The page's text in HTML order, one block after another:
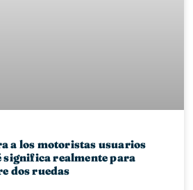
a los motoristas usuarios
significa realmente para
dos ruedas